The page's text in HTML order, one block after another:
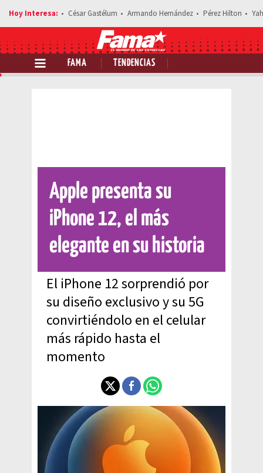
César Gastélum Armando Hernández Pérez Hilton
FAMA TENDENCIAS
Comparte esta noticia
Apple presenta su
iPhone 12, el más
elegante en su historia
El iPhone 12 sorprendió por
su diseño exclusivo y su 5G
convirtiéndolo en el celular
más rápido hasta el
momento